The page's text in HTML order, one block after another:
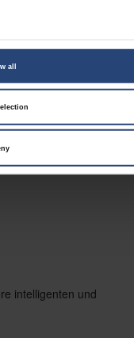
all
auch um die
für eine bessere
intelligenten und